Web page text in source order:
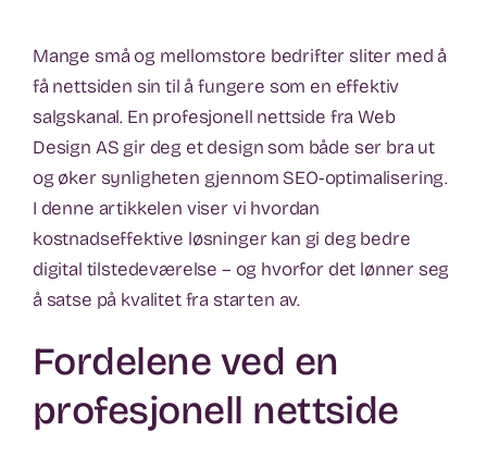
Mange små og mellomstore bedrifter sliter med å
få nettsiden sin til å fungere som en effektiv
salgskanal. En profesjonell nettside fra Web
Design AS gir deg et design som både ser bra ut
og øker synligheten gjennom SEO-optimalisering.
I denne artikkelen viser vi hvordan
kostnadseffektive løsninger kan gi deg bedre
digital tilstedeværelse – og hvorfor det lønner seg
å satse på kvalitet fra starten av.
Fordelene ved en
profesjonell nettside